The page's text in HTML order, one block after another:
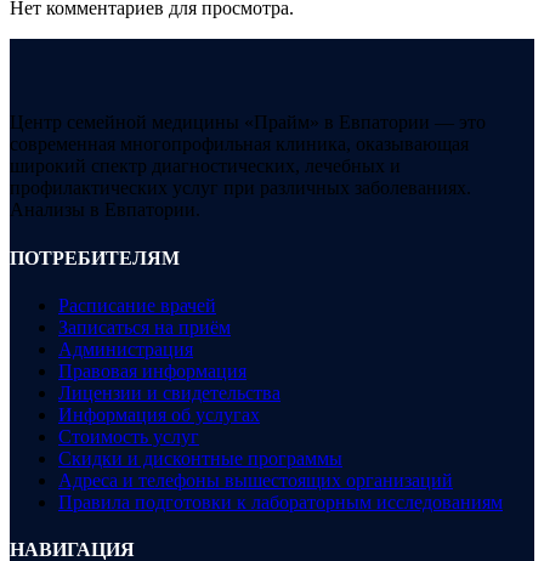
Нет комментариев для просмотра.
Центр семейной медицины «Прайм» в Евпатории — это
современная многопрофильная клиника, оказывающая
широкий спектр диагностических, лечебных и
профилактических услуг при различных заболеваниях.
Анализы в Евпатории.
ПОТРЕБИТЕЛЯМ
Расписание врачей
Записаться на приём
Администрация
Правовая информация
Лицензии и свидетельства
Информация об услугах
Стоимость услуг
Скидки и дисконтные программы
Адреса и телефоны вышестоящих организаций
Правила подготовки к лабораторным исследованиям
НАВИГАЦИЯ